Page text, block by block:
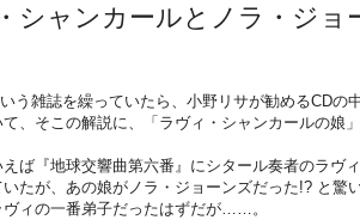
シャンカールとノラ・ジョ
いう雑誌を繰っていたら、小野リサが勧めるCDの
、そこの解説に、「ラヴィ・シャンカールの娘」
えば『地球交響曲第六番』にシタール奏者のラヴ
たが、あの娘がノラ・ジョーンズだった!? と驚
ヴィの一番弟子だったはずだが……。